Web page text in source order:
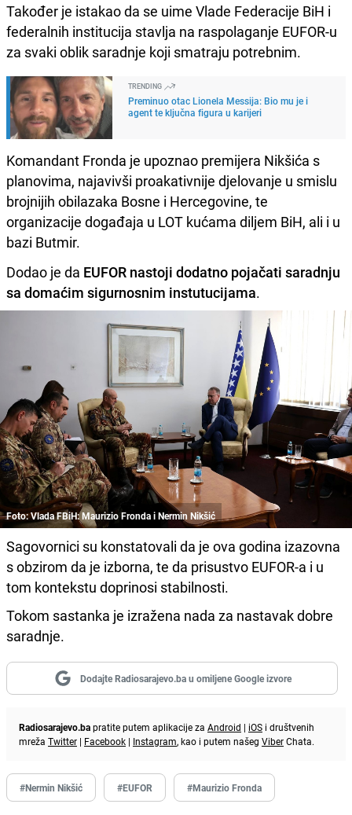
Također je istakao da se uime Vlade Federacije BiH i
federalnih institucija stavlja na raspolaganje EUFOR-u
za svaki oblik saradnje koji smatraju potrebnim.
TRENDING
Preminuo otac Lionela Messija: Bio mu je i
agent te ključna figura u karijeri
Komandant Fronda je upoznao premijera Nikšića s
planovima, najavivši proakativnije djelovanje u smislu
brojnijih obilazaka Bosne i Hercegovine, te
organizacije događaja u LOT kućama diljem BiH, ali i u
bazi Butmir.
Dodao je da EUFOR nastoji dodatno pojačati saradnju
sa domaćim sigurnosnim instutucijama.
Foto: Vlada FBiH: Maurizio Fronda i Nermin Nikšić
Sagovornici su konstatovali da je ova godina izazovna
s obzirom da je izborna, te da prisustvo EUFOR-a i u
tom kontekstu doprinosi stabilnosti.
Tokom sastanka je izražena nada za nastavak dobre
saradnje.
Dodajte Radiosarajevo.ba u omiljene Google izvore
Radiosarajevo.bapratite putem aplikacije za Android | iOS i društvenih
mreža Twitter | Facebook | Instagram, kao i putem našeg ViberChata.
#Nermin Nikšić #EUFOR #Maurizio Fronda